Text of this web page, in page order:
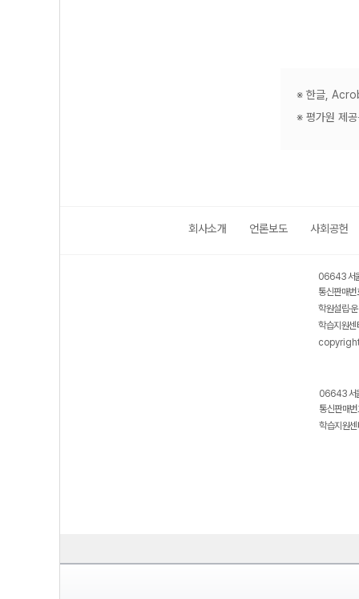
※ 한글,
※ 평가원 제
회사소개 언론보도 사회공헌
06643 서
통신판매
학원설립·
학습지원
06643 서
통신판매
학습지원